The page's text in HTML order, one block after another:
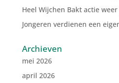
Heel Wijchen Bakt actie
Jongeren verdienen een
Archieven
mei 2026
april 2026